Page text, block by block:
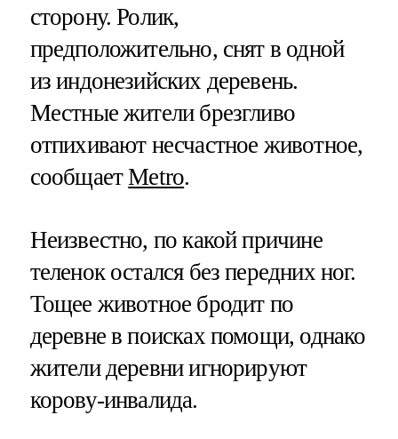
сторону. Ролик,
предположительно, снят в одной
из индонезийских деревень.
Местные жители брезгливо
отпихивают несчастное животное,
сообщаетMetro.
Неизвестно, по какой причине
теленок остался без передних ног.
Тощее животное бродит по
деревне в поисках помощи, однако
жители деревни игнорируют
корову-инвалида.